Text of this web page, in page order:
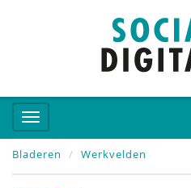
Bladeren Werkvelden